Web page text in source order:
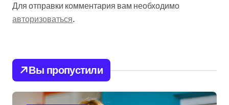
Для отправки комментария вам необходимо
авторизоваться.
Вы пропустили